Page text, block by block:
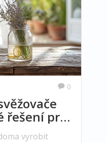
0
řešení pro
vyrobit